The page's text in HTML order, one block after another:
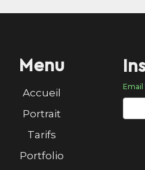
Menu
Accueil
Portrait
Tarifs
Portfolio
Email